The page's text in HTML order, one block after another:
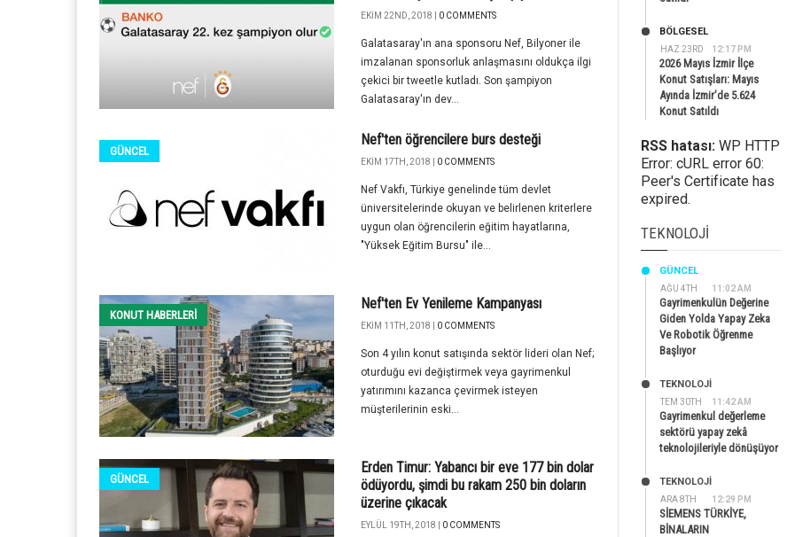
EKIM 22ND, 2018 | 0 COMMENTS
Galatasaray'ın ana sponsoru Nef, Bilyoner ile
imzalanan sponsorluk anlaşmasını oldukça ilgi
çekici bir tweetle kutladı. Son şampiyon
Galatasaray'ın dev...
GÜNCEL
Nef'ten öğrencilere burs desteği
EKIM 17TH, 2018 | 0 COMMENTS
Nef Vakfı, Türkiye genelinde tüm devlet
üniversitelerinde okuyan ve belirlenen kriterlere
uygun olan öğrencilerin eğitim hayatlarına,
"Yüksek Eğitim Bursu" ile...
KONUT HABERLERI
Nef'ten Ev Yenileme Kampanyası
EKIM 11TH, 2018 | 0 COMMENTS
Son 4 yılın konut satışında sektör lideri olan Nef;
oturduğu evi değiştirmek veya gayrimenkul
yatırımını kazanca çevirmek isteyen
müşterilerinin eski...
GÜNCEL
Erden Timur: Yabancı bir eve 177 bin dolar
ödüyordu, şimdi bu rakam 250 bin doların
üzerine çıkacak
EYLÜL 19TH, 2018 | 0 COMMENTS
HAZ 23RD 12:17 PM
BÖLGESEL
2026 Mayıs İzmir İlçe
Konut Satışları: Mayıs
Ayında İzmir’de 5.624
Konut Satıldı
RSS hatası: WP HTTP
Error: cURL error 60:
Peer's Certificate has
expired.
TEKNOLOJI
AĞU 4TH 11:02 AM
GÜNCEL
Gayrimenkulün Değerine
Giden Yolda Yapay Zeka
Ve Robotik Öğrenme
Başlıyor
TEM 30TH 11:42 AM
TEKNOLOJİ
Gayrimenkul değerleme
sektörü yapay zekâ
teknolojileriyle dönüşüyor
ARA 8TH 12:29 PM
TEKNOLOJİ
SİEMENS TÜRKİYE,
BİNALARIN